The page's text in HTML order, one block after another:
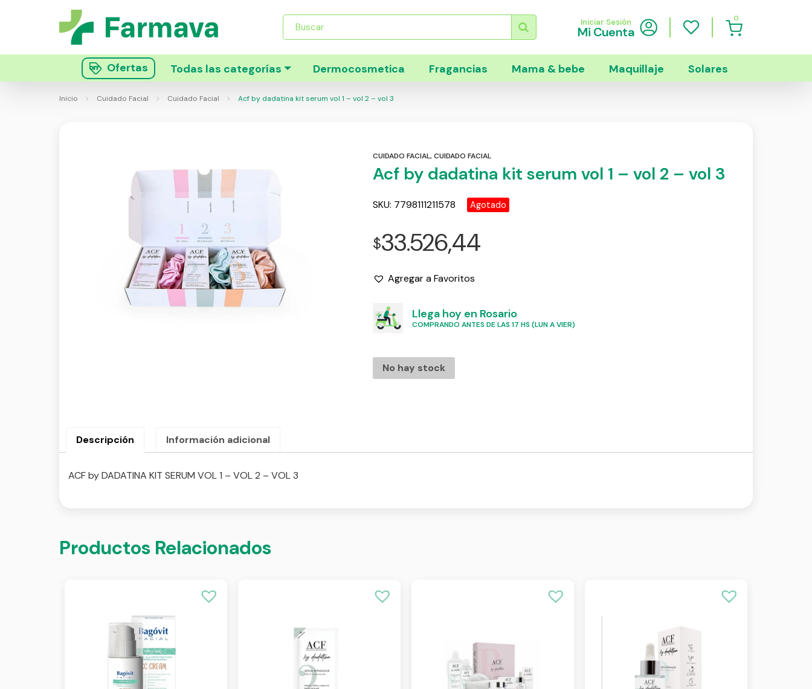
Búsqueda
productos
Iniciar Sesión
Mi Cuenta
0
Ofertas Todas las categorías Dermocosmetica Fragancias Mama & bebe Maquillaje Solares
Inicio Cuidado Facial Cuidado Facial Acf by dadatina kit serum vol 1 – vol 2 – vol 3
CUIDADO FACIAL,CUIDADO FACIAL
Acf by dadatina kit serum vol 1 – vol 2 – vol 3
SKU: 7798111211578 Agotado
$33.526,44
Agregar a Favoritos
Llega hoy en Rosario
COMPRANDO ANTES DE LAS 17 HS (LUN A VIER)
No hay stock
Descripción Información adicional
ACF by DADATINA KIT SERUM VOL 1 – VOL 2 – VOL 3
Productos Relacionados